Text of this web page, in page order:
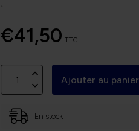
€41,50 TTC
Ajouter au panier
En stock